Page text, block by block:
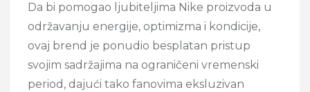
Da bi pomogao ljubiteljima Nike proizvoda u
održavanju energije, optimizma i kondicije,
ovaj brend je ponudio besplatan pristup
svojim sadržajima na ograničeni vremenski
period, dajući tako fanovima eksluzivan